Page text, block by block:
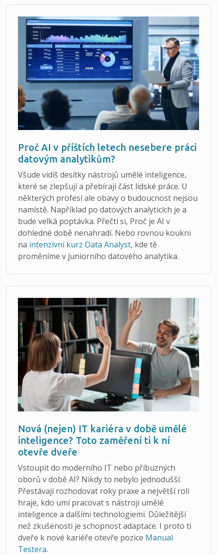
Proč AI v příštích letech nesebere práci
datovým analytikům?
Všude vidíš desítky nástrojů umělé inteligence,
které se zlepšují a přebírají část lidské práce. U
některých profesí ale obavy o budoucnost nejsou
namístě. Například po datových analyticích je a
bude velká poptávka. Přečti si, Proč je AI v
dohledné době nenahradí. Nebo rovnou koukni
na intenzivní kurz Data Analyst, kde tě
proměníme v juniorního datového analytika.
Nová (nejen) IT kariéra v době umělé
inteligence? Toto zaměření ti k ní
otevře dveře
Vstoupit do moderního IT nebo příbuzných
oborů v době AI? Nikdy to nebylo jednodušší.
Přestávají rozhodovat roky praxe a největší roli
hraje, kdo umí pracovat s nástroji umělé
inteligence a dalšími technologiemi. Důležitější
než zkušenosti je schopnost adaptace. I proto ti
dveře k nové kariéře otevře pozice Manual
Testera.